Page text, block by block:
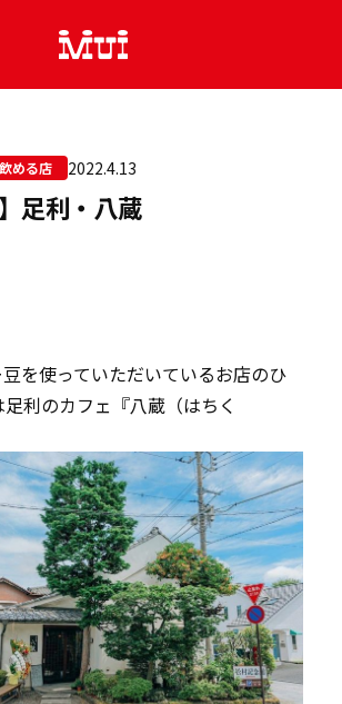
める店 2022.4.13
足利・八蔵
を使っていただいているお店のひ
足利のカフェ『八蔵（はちく